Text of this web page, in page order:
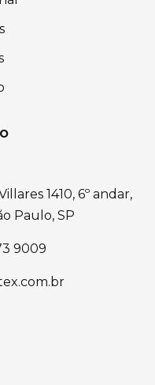
1410, 6º andar,
Paulo, SP
9009